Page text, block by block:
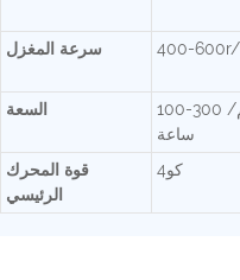
سرعة المغزل
السعة
100-300 كجم/
ساعة
قوة المحرك
الرئيسي
كو4